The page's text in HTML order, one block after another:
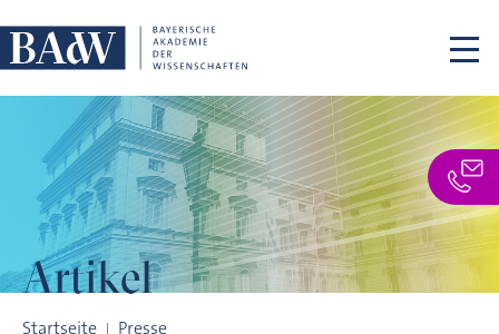
Artikel
Startseite Presse